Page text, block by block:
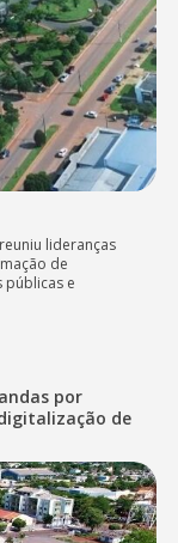
lideranças
de
e
por
de